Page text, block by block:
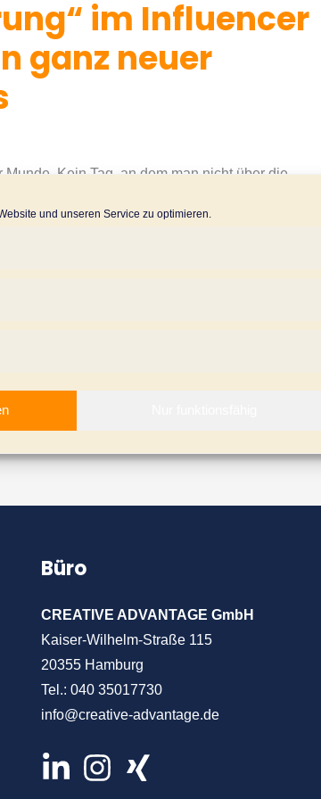
und unseren Service zu optimieren.
im Influencer
ganz neuer
Kein Tag, an dem man nicht über die
oder die 8 Prognosen für das neue Jahr in den
Büro
CREATIVE ADVANTAGE GmbH
Kaiser-Wilhelm-Straße 115
20355 Hamburg
Tel.: 040 35017730
info@creative-advantage.de